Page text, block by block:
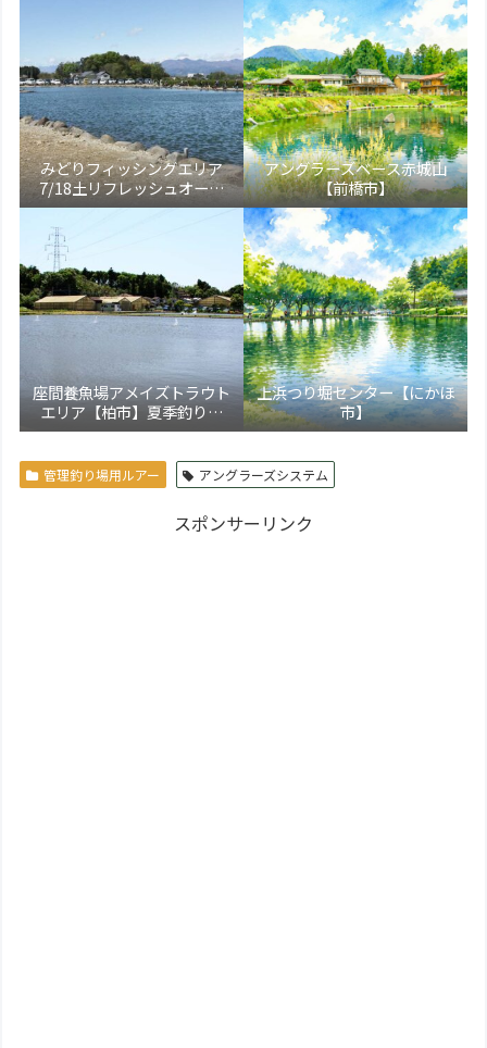
みどりフィッシングエリア
7/18土リフレッシュオープ
ン！【大田原市】
アングラーズベース赤城山
【前橋市】
座間養魚場アメイズトラウト
エリア【柏市】夏季釣り場
5/17より新装オープン！トラ
上浜つり堀センター【にかほ
市】
管理釣り場用ルアー アングラーズシステム
スポンサーリンク